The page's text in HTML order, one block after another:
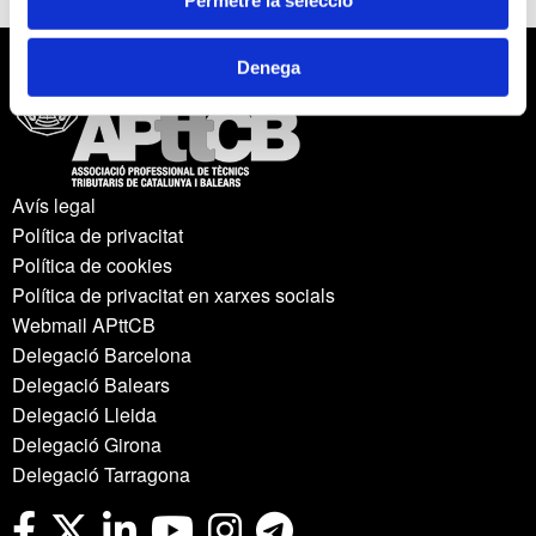
Denega
Avís legal
Política de privacitat
Política de cookies
Política de privacitat en xarxes socials
Webmail APttCB
Delegació Barcelona
Delegació Balears
Delegació Lleida
Delegació Girona
Delegació Tarragona